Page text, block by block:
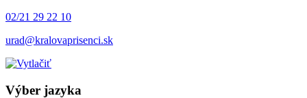
02/21 29 22 10
urad@kralovaprisenci.sk
Výber jazyka